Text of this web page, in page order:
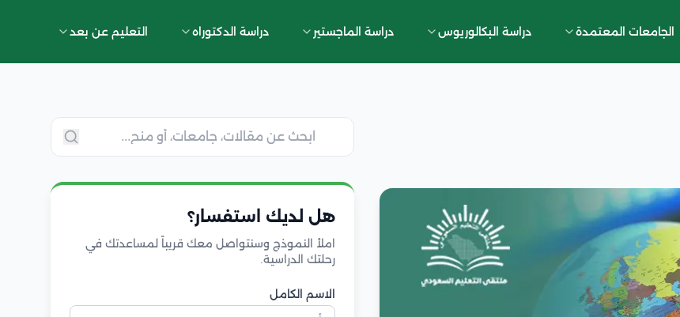
الجامعات المعتمدة دراسة البكالوريوس دراسة الماجستير دراسة الدكتوراه التعليم عن بعد
هل لديك استفسار؟
املأ النموذج وسنتواصل معك قريباً لمساعدتك في
رحلتك الدراسية.
الاسم الكامل